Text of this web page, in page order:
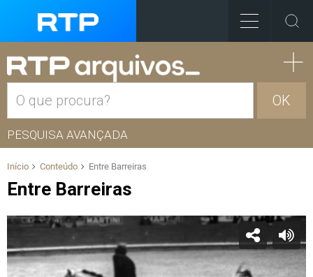
OK
PESQUISA AVANÇADA
Início Conteúdo Entre Barreiras
Entre Barreiras